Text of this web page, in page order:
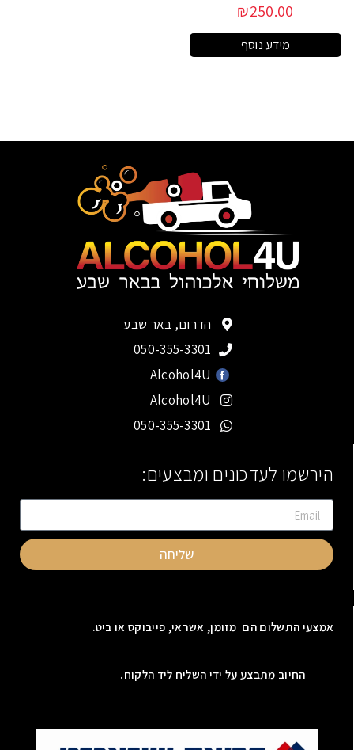
₪250.00
מידע נוסף
הדרום, באר שבע
050-355-3301
Alcohol4U
Alcohol4U
050-355-3301
הירשמו לעדכונים ומבצעים:
שליחה
אמצעי התשלום הם מזומן, אשראי, פייבוקס או ביט.
החיוב מתבצע על ידי השליח ליד הלקוח.